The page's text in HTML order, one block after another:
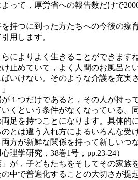
って，厚労省への報告数だけで
つに到った方たちへの今後の療
用します。
よりよく生きることができます
止めていて，よく人間のお風呂
いけない。そのような介護を充
つだけであると，その人が持
くという条件がなくなっている
足を持つことになります。具体
は違う入れ方によるいろんな受
方が新鮮な関係を持って新しい
学研究，38巻1号，pp.23-24）
，子どもたちをそしてその家族
中で普遍化することの大切さが